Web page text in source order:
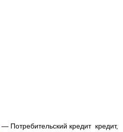
— Потребительский кредит кредит,